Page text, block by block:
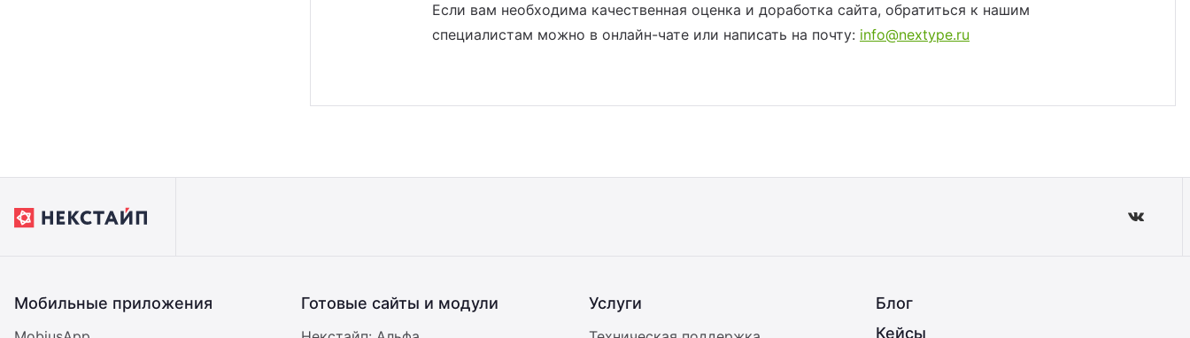
Если вам необходима качественная оценка и доработка сайта, обратиться к нашим
специалистам можно в онлайн-чате или написать на почту: info@nextype.ru
Мобильные приложения Готовые сайты и модули Услуги
Блог
Кейсы